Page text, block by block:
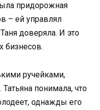
придорожная
– ей управлял
доверяла. И это
бизнесов.
ручейками,
понимала, что
однажды его